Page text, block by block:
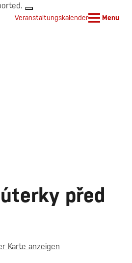
Veranstaltungskalender Menu
před
Karte anzeigen